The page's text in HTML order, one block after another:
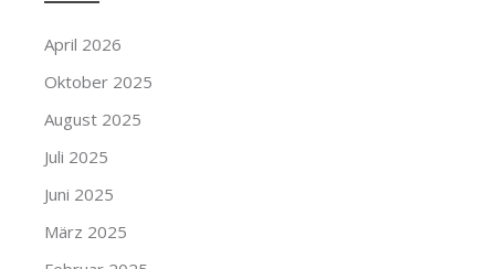
April 2026
Oktober 2025
August 2025
Juli 2025
Juni 2025
März 2025